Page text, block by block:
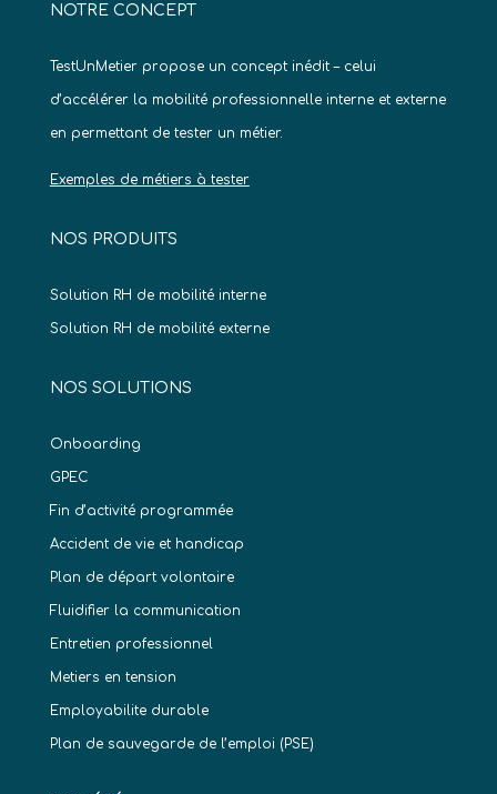
NOTRE CONCEPT
TestUnMetier propose un concept inédit – celui
d’accélérer la mobilité professionnelle interne et externe
en permettant de tester un métier.
Exemples de métiers à tester
NOS PRODUITS
Solution RH de mobilité interne
Solution RH de mobilité externe
NOS SOLUTIONS
Onboarding
GPEC
Fin d’activité programmée
Accident de vie et handicap
Plan de départ volontaire
Fluidifier la communication
Entretien professionnel
Metiers en tension
Employabilite durable
Plan de sauvegarde de l’emploi (PSE)